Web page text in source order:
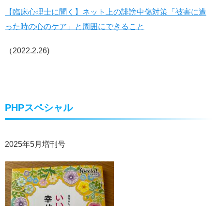
【臨床心理士に聞く】ネット上の誹謗中傷対策「被害に遭
った時の心のケア」と周囲にできること
（2022.2.26)
PHPスペシャル
2025年5月増刊号